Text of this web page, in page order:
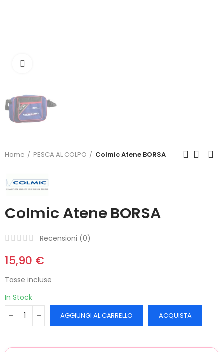
Home PESCA AL COLPO Colmic Atene BORSA
Colmic Atene BORSA
Recensioni (0)
15,90 €
Tasse incluse
In Stock
AGGIUNGI AL CARRELLO ACQUISTA